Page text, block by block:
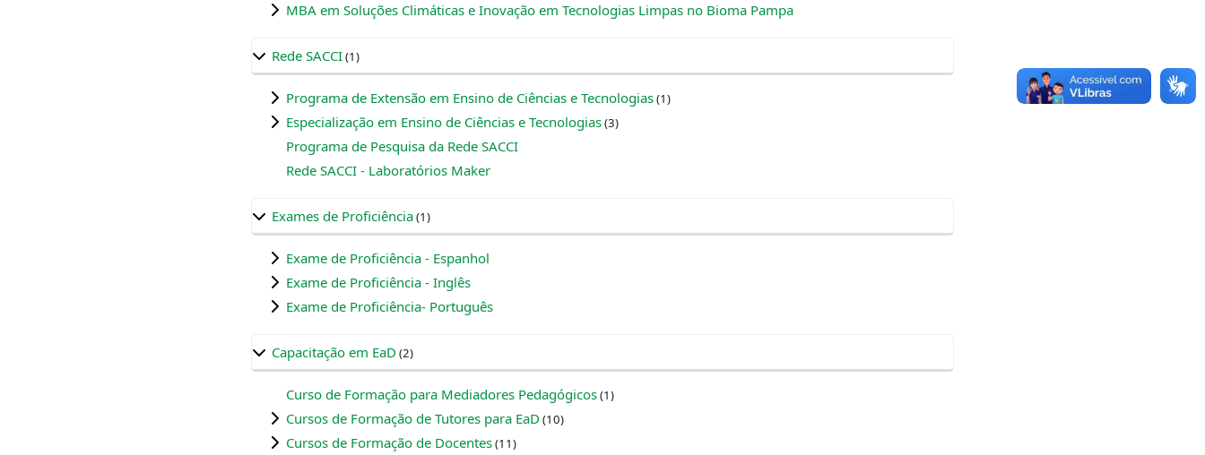
MBA em Soluções Climáticas e Inovação em Tecnologias Limpas no Bioma Pampa
Rede SACCI(1)
Programa de Extensão em Ensino de Ciências e Tecnologias(1)
Especialização em Ensino de Ciências e Tecnologias(3)
Programa de Pesquisa da Rede SACCI
Rede SACCI - Laboratórios Maker
Exames de Proficiência(1)
Exame de Proficiência - Espanhol
Exame de Proficiência - Inglês
Exame de Proficiência- Português
Capacitação em EaD (2)
Curso de Formação para Mediadores Pedagógicos(1)
Cursos de Formação de Tutores para EaD (10)
Cursos de Formação de Docentes(11)